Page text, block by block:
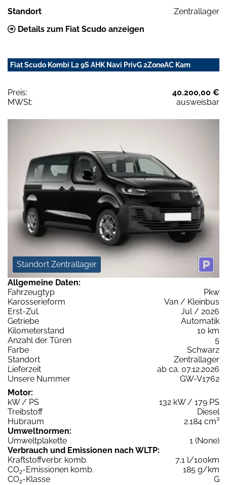
Standort
Zentrallager
Details zum Fiat Scudo anzeigen
Fiat Scudo Kombi L2 9S AHK Navi PrivG 2ZoneAC Kam
Preis:
40.200,00 €
MWSt:
ausweisbar
Standort Zentrallager
Allgemeine Daten:
Fahrzeugtyp
Pkw
Karosserieform
Van / Kleinbus
Erst-Zul.
Jul / 2026
Getriebe
Automatik
Kilometerstand
10 km
Anzahl der Türen
5
Farbe
Schwarz
Standort
Zentrallager
Lieferzeit
ab ca. 07.12.2026
Unsere Nummer
GW-V1762
Motor:
kW / PS
132 kW / 179 PS
Treibstoff
Diesel
Hubraum
2.184 cm³
Umweltnormen:
Umweltplakette
1 (None)
Verbrauch und Emissionen nach WLTP:
Kraftstoffverbr. komb.
7,1 l/100km
CO2-Emissionen komb.
185 g/km
CO2-Klasse G